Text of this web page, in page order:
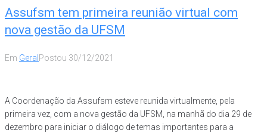
Assufsm tem primeira reunião virtual com
nova gestão da UFSM
Em Geral Postou 30/12/2021
A Coordenação da Assufsm esteve reunida virtualmente, pela
primeira vez, com a nova gestão da UFSM, na manhã do dia 29 de
dezembro para iniciar o diálogo de temas importantes para a